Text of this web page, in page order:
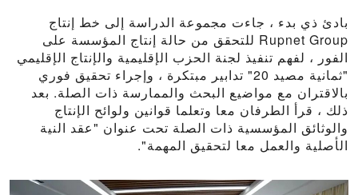
بادئ ذي بدء ، جاءت مجموعة الدراسة إلى خط إنتاج
Rupnet Group للتحقق من حالة إنتاج المؤسسة على
الفور ، لفهم تنفيذ لجنة الحزب الإقليمية والإنتاج الإقليمي
"ثمانية مصيد 20" تدابير مبتكرة ، وإجراء تحقيق فوري
بالاقتران مع مواضيع البحث والممارسة ذات الصلة. بعد
ذلك ، قرأ الطرفان معا وتعلما قوانين ولوائح الإنتاج
والوثائق المؤسسية ذات الصلة تحت عنوان "عقد النية
الأصلية والعمل معا لتحقيق المهمة".